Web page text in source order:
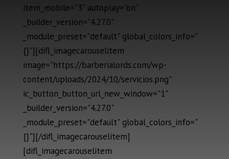
item_mobile="3" autoplay="on"
_builder_version="4.27.0"
_module_preset="default" global_colors_info="
{}"][difl_imagecarouselitem
image="https://barberialords.com/wp-
content/uploads/2024/10/servicios.png"
ic_button_button_url_new_window="1"
_builder_version="4.27.0"
_module_preset="default" global_colors_info="
{}"][/difl_imagecarouselitem]
[difl_imagecarouselitem